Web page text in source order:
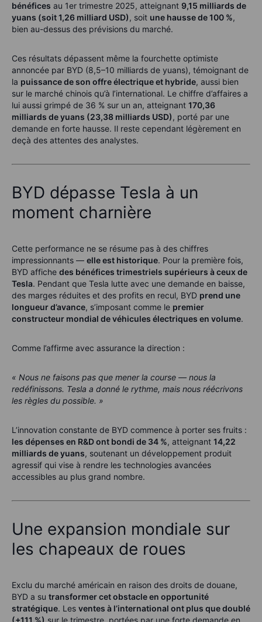
bénéfices au 1er trimestre 2025, atteignant 9,15 milliards de
yuans (soit 1,26 milliard USD), soit une hausse de 100 %,
bien au-dessus des prévisions du marché.
Ces résultats dépassent même la fourchette optimiste
annoncée par BYD (8,5–10 milliards de yuans), témoignant de
la puissance de son offre électrique et hybride, aussi bien
sur le marché chinois qu’à l’international. Le chiffre d’affaires a
lui aussi grimpé de 36 % sur un an, atteignant 170,36
milliards de yuans (23,38 milliards USD), porté par une
demande en forte hausse. Il reste cependant légèrement en
deçà des attentes des analystes.
BYD dépasse Tesla à un
moment charnière
Cette performance ne se résume pas à des chiffres
impressionnants — elle est historique. Pour la première fois,
BYD affiche des bénéfices trimestriels supérieurs à ceux de
Tesla. Pendant que Tesla lutte avec une demande en baisse,
des marges réduites et des profits en recul, BYD prend une
longueur d’avance, s’imposant comme le premier
constructeur mondial de véhicules électriques en volume.
Comme l’affirme avec assurance la direction :
« Nous ne faisons pas que mener la course — nous la
redéfinissons. Tesla a donné le rythme, mais nous réécrivons
les règles du possible. »
L’innovation constante de BYD commence à porter ses fruits :
les dépenses en R&D ont bondi de 34 %, atteignant 14,22
milliards de yuans, soutenant un développement produit
agressif qui vise à rendre les technologies avancées
accessibles au plus grand nombre.
Une expansion mondiale sur
les chapeaux de roues
Exclu du marché américain en raison des droits de douane,
BYD a su transformer cet obstacle en opportunité
stratégique. Les ventes à l’international ont plus que doublé